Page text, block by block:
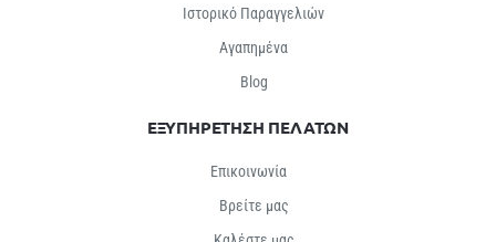
Ιστορικό Παραγγελιών
Αγαπημένα
Βlog
ΕΞΥΠΗΡΕΤΗΣΗ ΠΕΛΑΤΩΝ
Επικοινωνία
Βρείτε μας